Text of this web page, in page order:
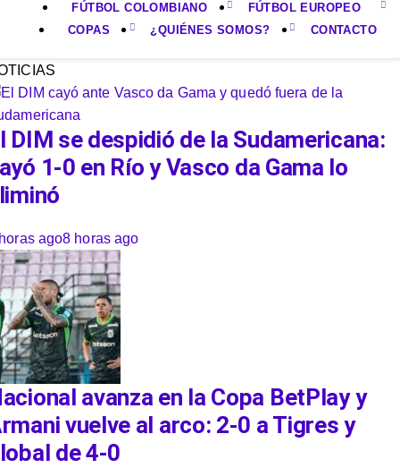
FÚTBOL COLOMBIANO
FÚTBOL EUROPEO
COPAS
¿QUIÉNES SOMOS? CONTACTO
DIM se despidió de la Sudamericana:
1-0 en Río y Vasco da Gama lo
ago8 horas ago
avanza en la Copa BetPlay y
vuelve al arco: 2-0 a Tigres y
de 4-0